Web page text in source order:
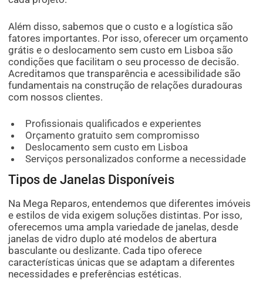
Além disso, sabemos que o custo e a logística são
fatores importantes. Por isso, oferecer um orçamento
grátis e o deslocamento sem custo em Lisboa são
condições que facilitam o seu processo de decisão.
Acreditamos que transparência e acessibilidade são
fundamentais na construção de relações duradouras
com nossos clientes.
Profissionais qualificados e experientes
Orçamento gratuito sem compromisso
Deslocamento sem custo em Lisboa
Serviços personalizados conforme a necessidade
Tipos de Janelas Disponíveis
Na Mega Reparos, entendemos que diferentes imóveis
e estilos de vida exigem soluções distintas. Por isso,
oferecemos uma ampla variedade de janelas, desde
janelas de vidro duplo até modelos de abertura
basculante ou deslizante. Cada tipo oferece
características únicas que se adaptam a diferentes
necessidades e preferências estéticas.